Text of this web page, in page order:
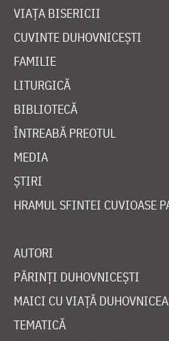
VIAȚA BISERICII
CUVINTE DUHOVNICEȘTI
FAMILIE
LITURGICĂ
BIBLIOTECĂ
ÎNTREABĂ PREOTUL
MEDIA
ȘTIRI
HRAMUL SFINTEI CUVIOASE
AUTORI
PĂRINȚI DUHOVNICEȘTI
MAICI CU VIAȚĂ
TEMATICĂ